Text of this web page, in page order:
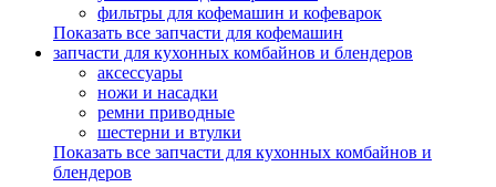
фильтры для кофемашин и кофеварок
Показать все запчасти для кофемашин
запчасти для кухонных комбайнов и блендеров
аксессуары
ножи и насадки
ремни приводные
шестерни и втулки
Показать все запчасти для кухонных комбайнов и
блендеров